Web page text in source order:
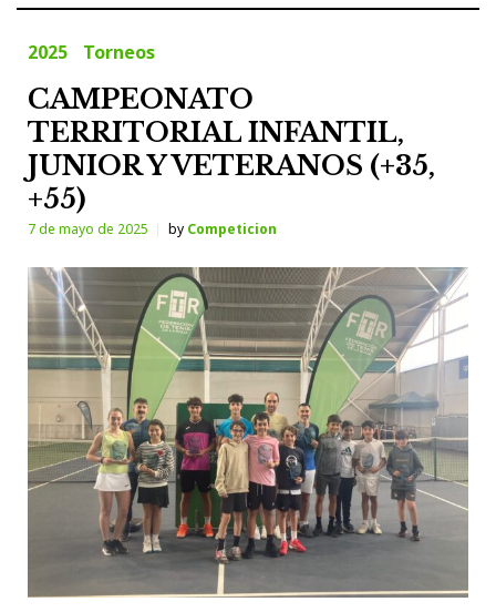
2025 Torneos
CAMPEONATO
TERRITORIAL INFANTIL,
JUNIOR Y VETERANOS (+35,
+55)
7 de mayo de 2025 by Competicion